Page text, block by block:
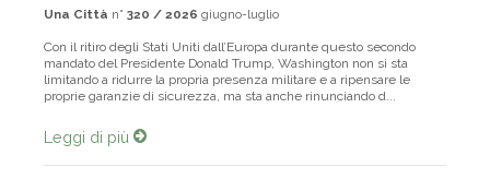
Una Città n° 320 / 2026 giugno-luglio
Con il ritiro degli Stati Uniti dall’Europa durante questo secondo
mandato del Presidente Donald Trump, Washington non si sta
limitando a ridurre la propria presenza militare e a ripensare le
proprie garanzie di sicurezza, ma sta anche rinunciando d...
Leggi di più